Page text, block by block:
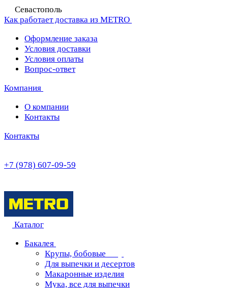
Севастополь
Как работает доставка из METRO
Оформление заказа
Условия доставки
Условия оплаты
Вопрос-ответ
Компания
О компании
Контакты
Контакты
+7 (978) 607-09-59
Каталог
Бакалея
Крупы, бобовые
Для выпечки и десертов
Макаронные изделия
Мука, все для выпечки